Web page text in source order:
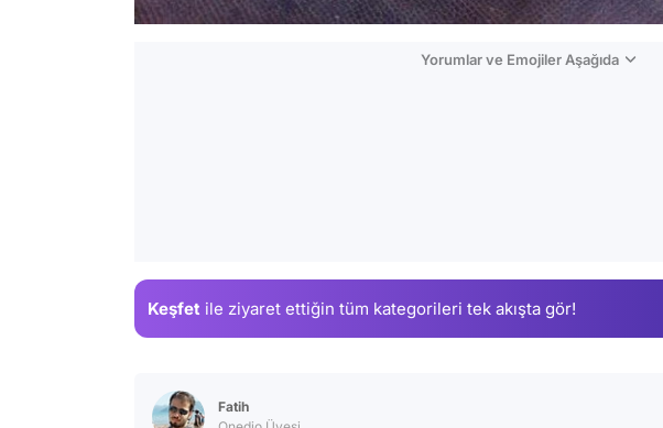
Yorumlar ve Emojiler Aşağıda
Keşfet ile ziyaret ettiğin tüm kategorileri tek akışta gör!
Fatih